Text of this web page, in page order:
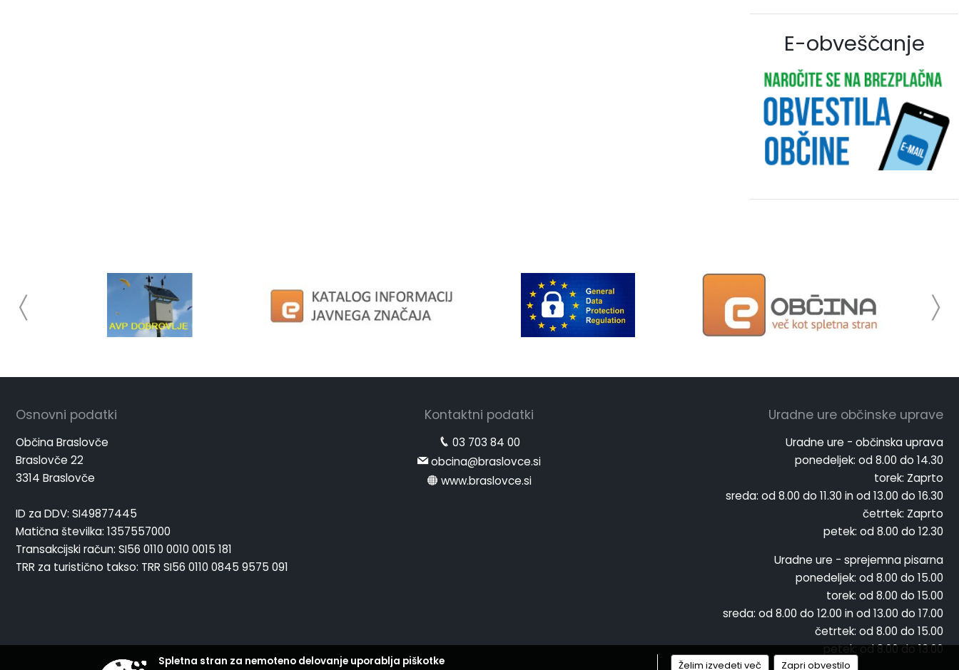
E-obveščanje
Osnovni podatki
Občina Braslovče
Braslovče 22
3314 Braslovče
ID za DDV: SI49877445
Matična številka: 1357557000
Transakcijski račun: SI56 0110 0010 0015 181
TRR za turistično takso: TRR SI56 0110 0845 9575 091
Kontaktni podatki
03 703 84 00
obcina@braslovce.si
www.braslovce.si
Uradne ure občinske uprave
Uradne ure - občinska uprava
ponedeljek: od 8.00 do 14.30
torek: Zaprto
sreda: od 8.00 do 11.30 in od 13.00 do 16.30
četrtek: Zaprto
petek: od 8.00 do 12.30
Uradne ure - sprejemna pisarna
ponedeljek: od 8.00 do 15.00
torek: od 8.00 do 15.00
sreda: od 8.00 do 12.00 in od 13.00 do 17.00
četrtek: od 8.00 do 15.00
petek:od 8.00 do 13.00
Spletna stran za nemoteno delovanje uporablja piškotke Želim izvedeti več Zapri obvestilo